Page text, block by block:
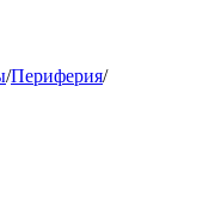
/Периферия/